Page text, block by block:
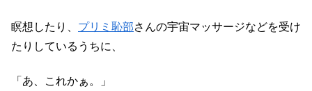
瞑想したり、 プリミ恥部さんの宇宙マッサージなどを受け
たりしているうちに、
「あ、これかぁ。」